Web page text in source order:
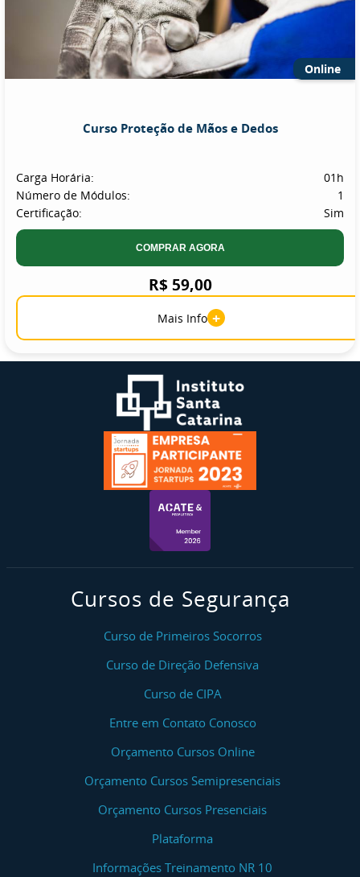
Online
Curso Proteção de Mãos e Dedos
Carga Horária:
01h
Número de Módulos:
1
Certificação:
Sim
COMPRAR AGORA
R$ 59,00
Mais Info +
Cursos de Segurança
Curso de Primeiros Socorros
Curso de Direção Defensiva
Curso de CIPA
Entre em Contato Conosco
Orçamento Cursos Online
Orçamento Cursos Semipresenciais
Orçamento Cursos Presenciais
Plataforma
Informações Treinamento NR 10